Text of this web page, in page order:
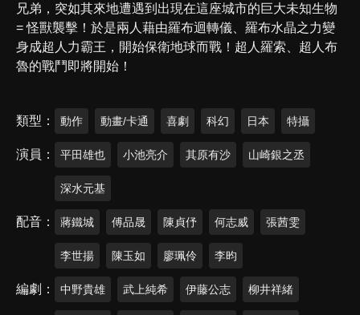
兄弟，突如其來地遭遇到出現在這座城市的巨大未知生物
= 怪獸襲擊！於是兩人藉由羅布迴轉儀、羅布水晶之力變
身成超人力霸王，開始保衛地球而戰！超人羅索、超人布
魯的戰鬥即將開始！
類型 動作 動畫/卡通 喜劇 科幻 日本 特攝
演員 平田雄也 小池亮介 其原有沙 山崎銀之丞
深水元基
配音 蔣鐵城 傅品晟 陳貞伃 何志威 張茜雯
李世揚 陳玉如 廖珮伶 李昀
編劇 中野貴雄 武上純希 伊藤公志 柳井祥緒